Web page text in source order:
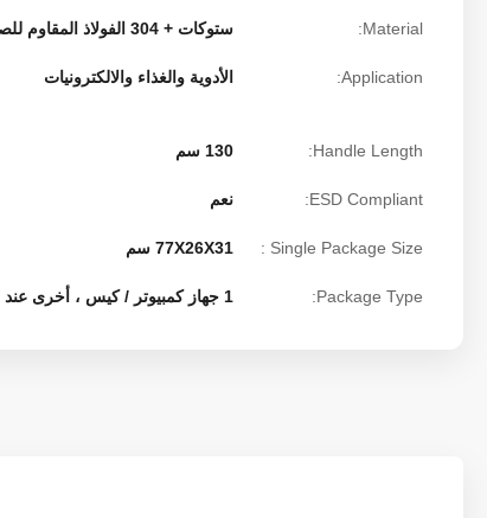
Material: ستوكات + 304 الفولاذ المقاوم للصدأ ، قماش من الألياف الدقيقة
Application: الأدوية والغذاء والالكترونيات
Handle Length: 130 سم
ESD Compliant: نعم
Single Package Size : 77X26X31 سم
Package Type: 1 جهاز كمبيوتر / كيس ، أخرى عند الطلب